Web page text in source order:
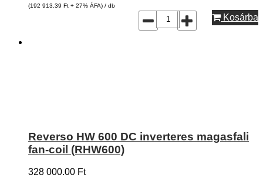
(192 913.39 Ft + 27% ÁFA) / db
Kosárba
Reverso HW 600 DC inverteres magasfali
fan-coil (RHW600)
328 000.00 Ft